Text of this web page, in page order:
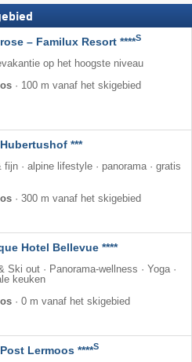
– Familux Resort ****S
op het hoogste niveau
· 100 m vanaf het skigebied
***
fijn · alpine lifestyle · panorama · gratis
· 300 m vanaf het skigebied
Hotel Bellevue ****
Ski out · Panorama-wellness · Yoga ·
keuken
· 0 m vanaf het skigebied
Lermoos ****S